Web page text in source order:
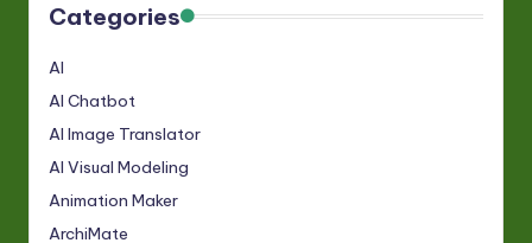
Categories
AI
AI Chatbot
AI Image Translator
AI Visual Modeling
Animation Maker
ArchiMate